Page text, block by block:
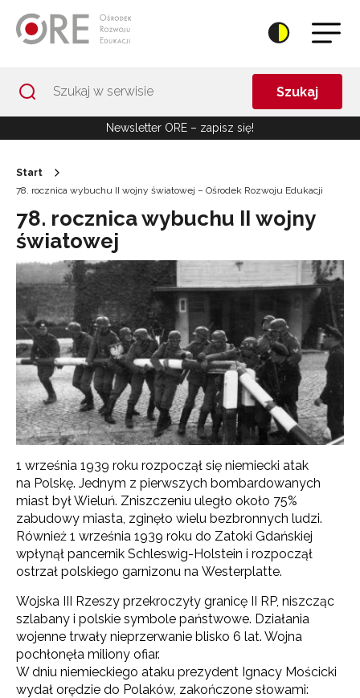
Szukaj
Newsletter ORE – zapisz się!
Start
78. rocznica wybuchu II wojny światowej – Ośrodek Rozwoju Edukacji
78. rocznica wybuchu II wojny
światowej
1 września 1939 roku rozpoczął się niemiecki atak
na Polskę. Jednym z pierwszych bombardowanych
miast był Wieluń. Zniszczeniu uległo około 75%
zabudowy miasta, zginęło wielu bezbronnych ludzi.
Również 1 września 1939 roku do Zatoki Gdańskiej
wpłynął pancernik Schleswig-Holstein i rozpoczął
ostrzał polskiego garnizonu na Westerplatte.
Wojska III Rzeszy przekroczyły granicę II RP, niszcząc
szlabany i polskie symbole państwowe. Działania
wojenne trwały nieprzerwanie blisko 6 lat. Wojna
pochłonęła miliony ofiar.
W dniu niemieckiego ataku prezydent Ignacy Mościcki
wydał orędzie do Polaków, zakończone słowami: